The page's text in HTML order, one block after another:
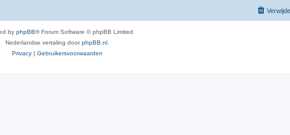
by phpBB® Forum Software © phpBB Limited
Nederlandse vertaling doorphpBB.nl
Privacy | Gebruikersvoorwaarden